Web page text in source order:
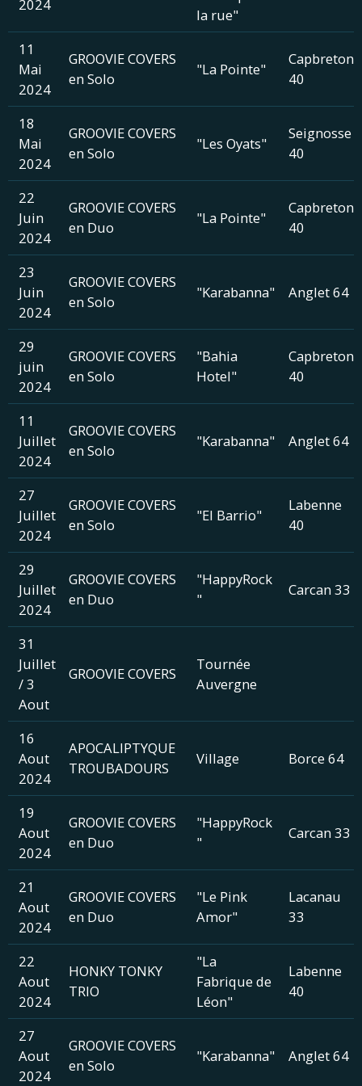
2024
la rue"
11
Mai
2024
GROOVIE COVERS
en Solo
"La Pointe"
Capbreton
40
18
Mai
2024
GROOVIE COVERS
en Solo
"Les Oyats"
Seignosse
40
22
Juin
2024
GROOVIE COVERS
en Duo
"La Pointe"
Capbreton
40
23
Juin
2024
GROOVIE COVERS
en Solo
"Karabanna" Anglet 64
29
juin
2024
GROOVIE COVERS
en Solo
"Bahia
Hotel"
Capbreton
40
11
Juillet
2024
GROOVIE COVERS
en Solo
"Karabanna" Anglet 64
27
Juillet
2024
GROOVIE COVERS
en Solo
"El Barrio"
Labenne
40
29
Juillet
2024
GROOVIE COVERS
en Duo
"HappyRock
"
Carcan 33
31
Juillet
/ 3
Aout
GROOVIE COVERS
Tournée
Auvergne
16
Aout
2024
APOCALIPTYQUE
TROUBADOURS
Village Borce 64
19
Aout
2024
GROOVIE COVERS
en Duo
"HappyRock
"
Carcan 33
21
Aout
2024
GROOVIE COVERS
en Duo
"Le Pink
Amor"
Lacanau
33
22
Aout
2024
HONKY TONKY
TRIO
"La
Fabrique de
Léon"
Labenne
40
27
Aout
2024
GROOVIE COVERS
en Solo
"Karabanna" Anglet 64